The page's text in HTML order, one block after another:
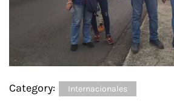
Category: Internacionales